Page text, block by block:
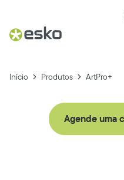
Início Produtos ArtPro+
Agende uma